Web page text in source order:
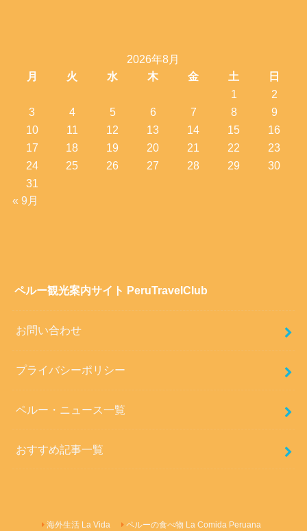
2026年8月
月
火 水 木 金 土
日
1
2
3
4 5 6 7 8
9
10
11 12 13 14 15
16
17
18 19 20 21 22
23
24
25 26 27 28 29
30
31
« 9月
ペルー観光案内サイト PeruTravelClub
お問い合わせ
プライバシーポリシー
ペルー・ニュース一覧
おすすめ記事一覧
海外生活 La Vida ペルーの食べ物 La Comida Peruana